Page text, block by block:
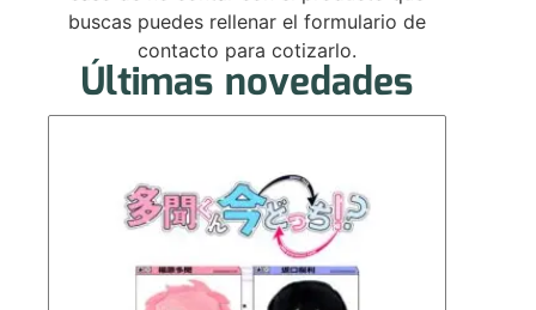
buscas puedes rellenar el formulario de
contacto para cotizarlo.
Últimas novedades